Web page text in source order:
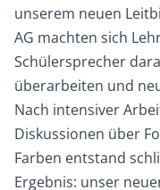
unserem neuen
AG machten sich
Schülersprecher
überarbeiten und
Nach intensiver
Diskussionen über
Farben entstand
Ergebnis: unser